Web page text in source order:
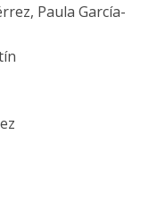
Paula García-